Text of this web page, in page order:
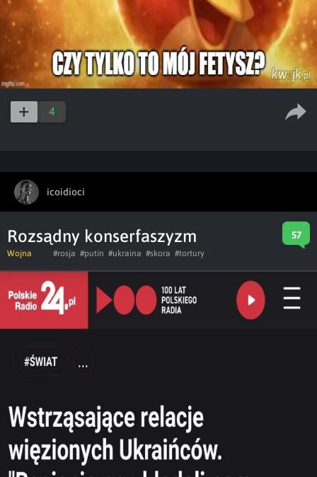
4
icoidioci
Rozsądny konserfaszyzm 57
Wojna #rosja #putin #ukraina #skora #tortury